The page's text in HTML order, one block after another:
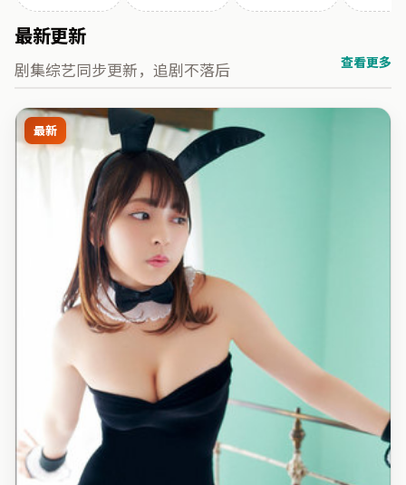
最新更新
剧集综艺同步更新，追剧不落后 查看更多
最新